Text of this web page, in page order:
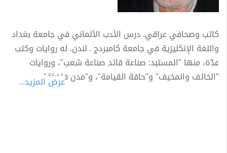
كاتب وصحافي عراقي. درس الأدب الألماني في جامعة بغداد
واللغة الإنكليزية في جامعة كامبردج ـ لندن. له روايات وكتب
عدّة، منها "المستبد: صناعة قائد صناعة شعب"، وروايات
"الخائف والمخيف" و"حافة القيامة"، و"مدن فاضلة".عرض المزيد...